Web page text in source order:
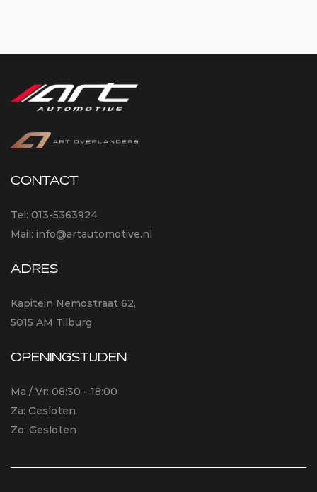
CONTACT
Tel: 013-5363924
Mail: info@artautomotive.nl
ADRES
Kapitein Nemostraat 62,
5015 AM Tilburg
OPENINGSTIJDEN
Ma / Vr: 08:30 - 18:00
Za: Gesloten
Zo: Gesloten